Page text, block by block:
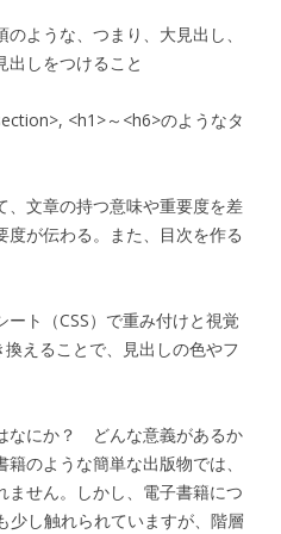
ような、つまり、大見出し、
出しをつけること
<h1>～<h6>のようなタ
、文章の持つ意味や重要度を差
が伝わる。また、目次を作る
ト（CSS）で重み付けと視覚
えることで、見出しの色やフ
なにか？ どんな意義があるか
のような簡単な出版物では、
ません。しかし、電子書籍につ
し触れられていますが、階層